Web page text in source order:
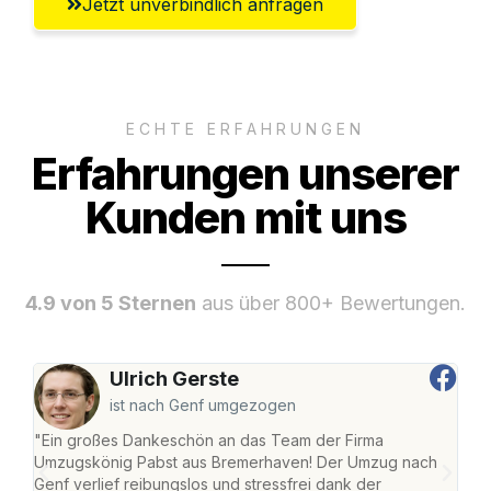
ECHTE ERFAHRUNGEN
Erfahrungen unserer
Kunden mit uns
4.9 von 5 Sternen aus über 800+ Bewertungen.
Ulrich Gerste
ist nach Genf umgezogen
"Ein großes Dankeschön an das Team der Firma
Umzugskönig Pabst aus Bremerhaven! Der Umzug nach
Genf verlief reibungslos und stressfrei dank der